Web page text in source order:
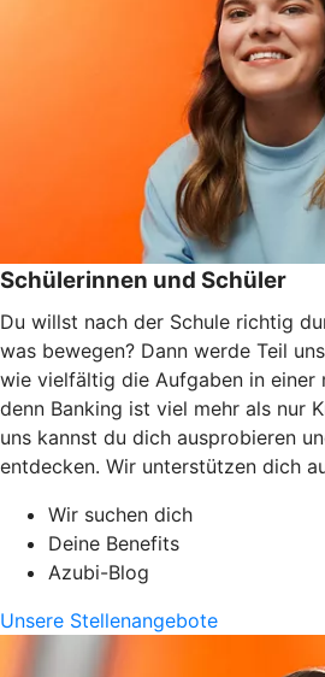
Schülerinnen und Schüler
Du willst nach der Schule richtig
was bewegen? Dann werde Teil
wie vielfältig die Aufgaben in einer
denn Banking ist viel mehr als nur
uns kannst du dich ausprobieren
entdecken. Wir unterstützen dich
Wir suchen dich
Deine Benefits
Azubi-Blog
Unsere Stellenangebote